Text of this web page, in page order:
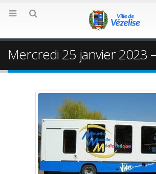
Mercredi 25 janvier 2023